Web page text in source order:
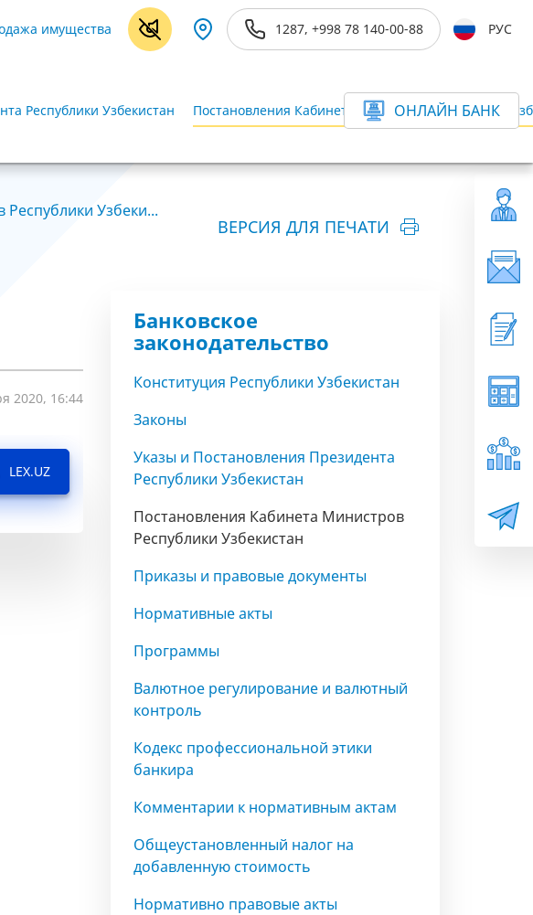
имущества 1287, +998 78 140-00-88 РУС
Республики Узбекистан Постановления Кабинета Министров Республики
ОНЛАЙН БАНК
Узбеки...
ВЕРСИЯ ДЛЯ ПЕЧАТИ
2020, 16:44
LEX.UZ
Банковское
законодательство
Конституция Республики Узбекистан
Законы
Указы и Постановления Президента
Республики Узбекистан
Постановления Кабинета Министров
Республики Узбекистан
Приказы и правовые документы
Нормативные акты
Программы
Валютное регулирование и валютный
контроль
Кодекс профессиональной этики
банкира
Комментарии к нормативным актам
Общеустановленный налог на
добавленную стоимость
Нормативно правовые акты